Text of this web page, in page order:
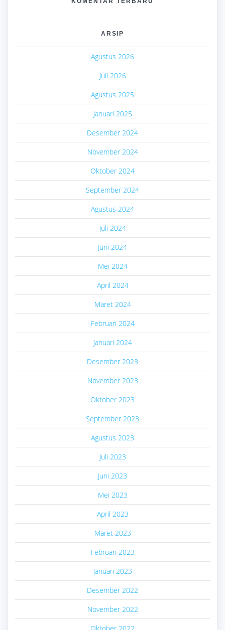
ARSIP
Agustus 2026
Juli 2026
Agustus 2025
Januari 2025
Desember 2024
November 2024
Oktober 2024
September 2024
Agustus 2024
Juli 2024
Juni 2024
Mei 2024
April 2024
Maret 2024
Februari 2024
Januari 2024
Desember 2023
November 2023
Oktober 2023
September 2023
Agustus 2023
Juli 2023
Juni 2023
Mei 2023
April 2023
Maret 2023
Februari 2023
Januari 2023
Desember 2022
November 2022
Oktober 2022